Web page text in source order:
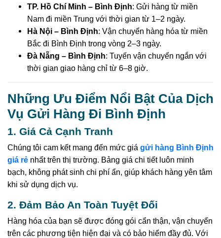
TP. Hồ Chí Minh – Bình Định: Gửi hàng từ miền
Nam đi miền Trung với thời gian từ 1–2 ngày.
Hà Nội – Bình Định: Vận chuyển hàng hóa từ miền
Bắc đi Bình Định trong vòng 2–3 ngày.
Đà Nẵng – Bình Định: Tuyến vận chuyển ngắn với
thời gian giao hàng chỉ từ 6–8 giờ.
Những Ưu Điểm Nổi Bật Của Dịch
Vụ Gửi Hàng Đi Bình Định
1. Giá Cả Cạnh Tranh
Chúng tôi cam kết mang đến mức giá gửi hàng Bình Định
giá rẻ nhất trên thị trường. Bảng giá chi tiết luôn minh
bạch, không phát sinh chi phí ẩn, giúp khách hàng yên tâm
khi sử dụng dịch vụ.
2. Đảm Bảo An Toàn Tuyệt Đối
Hàng hóa của bạn sẽ được đóng gói cẩn thận, vận chuyển
trên các phương tiện hiện đại và có bảo hiểm đầy đủ. Với